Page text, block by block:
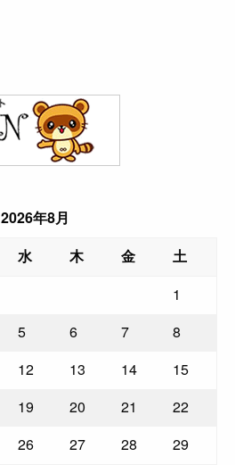
2026年8月
水 木 金
土
1
5 6 7
8
12 13 14
15
19 20 21
22
26 27 28
29